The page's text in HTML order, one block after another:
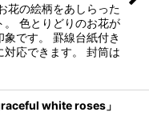
花の絵柄をあしらった
。 色とりどりのお花が
です。 罫線台紙付き
対応できます。 封筒は
white roses」